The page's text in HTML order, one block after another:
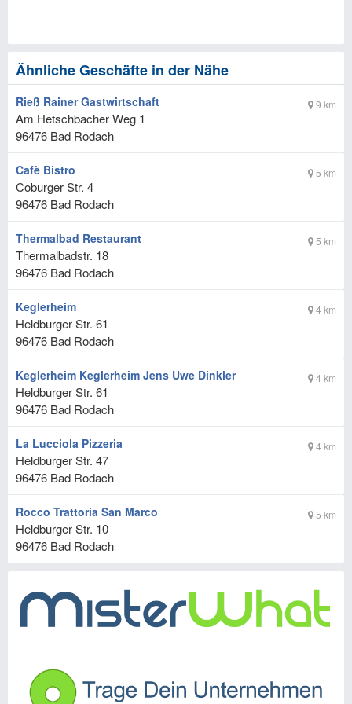
Ähnliche Geschäfte in der Nähe
9 km
Rieß Rainer Gastwirtschaft
Am Hetschbacher Weg 1
96476 Bad Rodach
5 km
Cafè Bistro
Coburger Str. 4
96476 Bad Rodach
5 km
Thermalbad Restaurant
Thermalbadstr. 18
96476 Bad Rodach
4 km
Keglerheim
Heldburger Str. 61
96476 Bad Rodach
4 km
Keglerheim Keglerheim Jens Uwe Dinkler
Heldburger Str. 61
96476 Bad Rodach
4 km
La Lucciola Pizzeria
Heldburger Str. 47
96476 Bad Rodach
5 km
Rocco Trattoria San Marco
Heldburger Str. 10
96476 Bad Rodach